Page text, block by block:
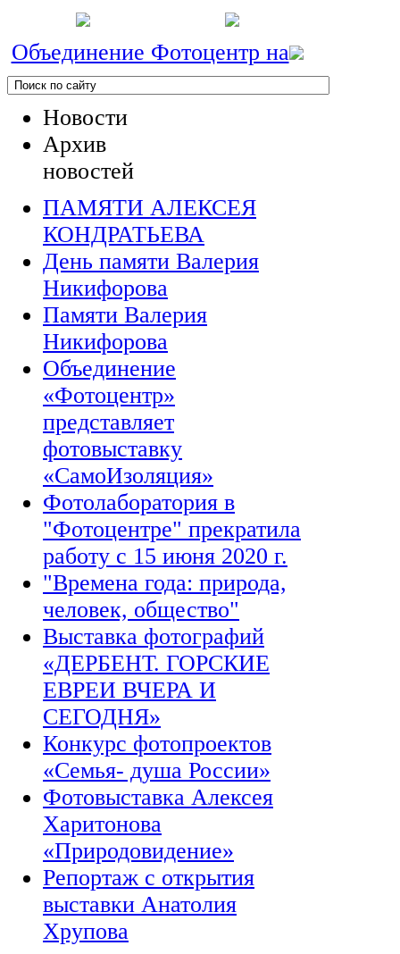
Объединение Фотоцентр на
Новости
Архив
новостей
ПАМЯТИ АЛЕКСЕЯ
КОНДРАТЬЕВА
День памяти Валерия
Никифорова
Памяти Валерия
Никифорова
Объединение
«Фотоцентр»
представляет
фотовыставку
«СамоИзоляция»
Фотолаборатория в
"Фотоцентре" прекратила
работу с 15 июня 2020 г.
"Времена года: природа,
человек, общество"
Выставка фотографий
«ДЕРБЕНТ. ГОРСКИЕ
ЕВРЕИ ВЧЕРА И
СЕГОДНЯ»
Конкурс фотопроектов
«Семья- душа России»
Фотовыставка Алексея
Харитонова
«Природовидение»
Репортаж с открытия
выставки Анатолия
Хрупова